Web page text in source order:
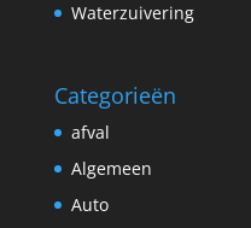
Waterzuivering
Categorieën
afval
Algemeen
Auto